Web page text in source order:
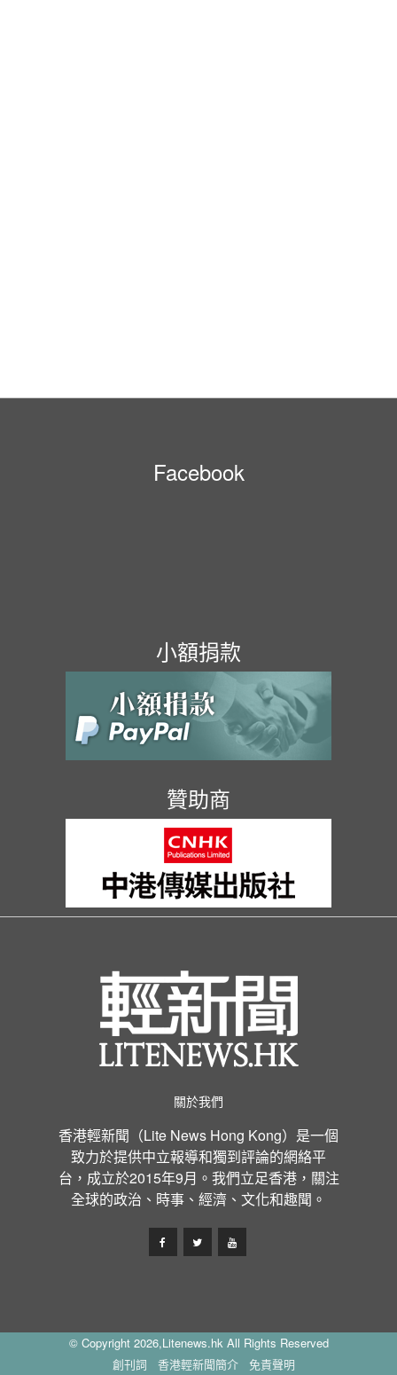
Facebook
小額捐款
贊助商
關於我們
香港輕新聞（Lite News Hong Kong）是一個
致力於提供中立報導和獨到評論的網絡平
台，成立於2015年9月。我們立足香港，關注
全球的政治、時事、經濟、文化和趣聞。
© Copyright 2026,Litenews.hk All Rights Reserved
創刊詞
香港輕新聞簡介 免責聲明